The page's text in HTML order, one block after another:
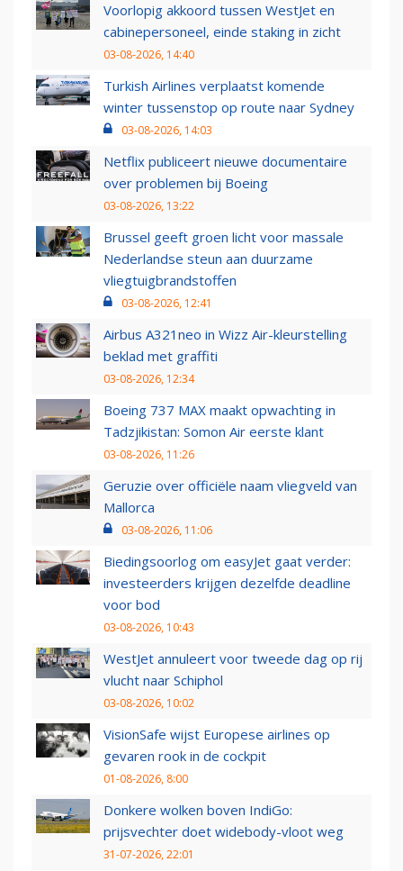
Voorlopig akkoord tussen WestJet en
cabinepersoneel, einde staking in zicht
03-08-2026, 14:40
Turkish Airlines verplaatst komende
winter tussenstop op route naar Sydney
03-08-2026, 14:03
Netflix publiceert nieuwe documentaire
over problemen bij Boeing
03-08-2026, 13:22
Brussel geeft groen licht voor massale
Nederlandse steun aan duurzame
vliegtuigbrandstoffen
03-08-2026, 12:41
Airbus A321neo in Wizz Air-kleurstelling
beklad met graffiti
03-08-2026, 12:34
Boeing 737 MAX maakt opwachting in
Tadzjikistan: Somon Air eerste klant
03-08-2026, 11:26
Geruzie over officiële naam vliegveld van
Mallorca
03-08-2026, 11:06
Biedingsoorlog om easyJet gaat verder:
investeerders krijgen dezelfde deadline
voor bod
03-08-2026, 10:43
WestJet annuleert voor tweede dag op rij
vlucht naar Schiphol
03-08-2026, 10:02
VisionSafe wijst Europese airlines op
gevaren rook in de cockpit
01-08-2026, 8:00
Donkere wolken boven IndiGo:
prijsvechter doet widebody-vloot weg
31-07-2026, 22:01